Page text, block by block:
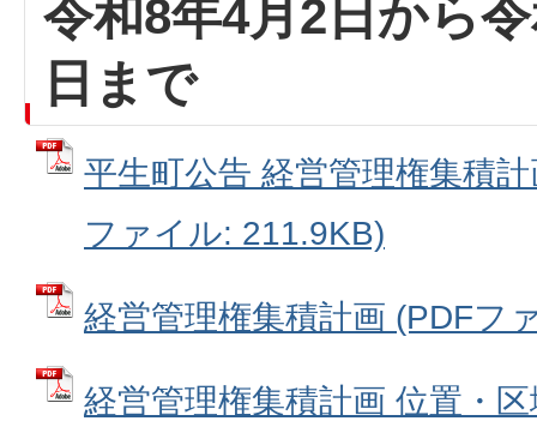
令和8年4月2日から
日まで
平生町公告 経営管理権集積
ファイル: 211.9KB)
経営管理権集積計画 (PDFフ
経営管理権集積計画 位置・